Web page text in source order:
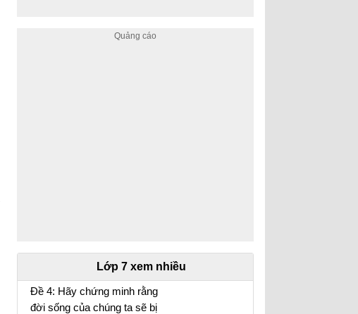
Lớp 7 xem nhiều
Đề 4: Hãy chứng minh rằng
đời sống của chúng ta sẽ bị